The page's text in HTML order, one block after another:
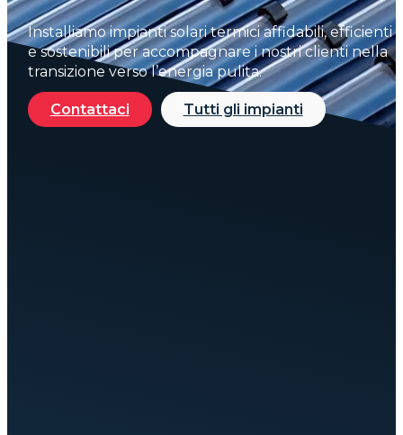
Installiamo impianti solari termici affidabili, efficienti
e sostenibili per accompagnare i nostri clienti nella
transizione verso l’energia pulita.
Contattaci Tutti gli impianti